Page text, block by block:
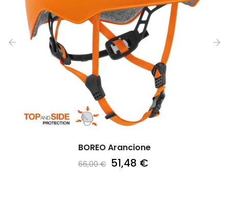
BOREO Arancione
66,00 € 51,48 €